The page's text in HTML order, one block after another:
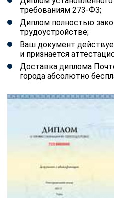
требованиям 273-ФЗ;
Диплом полностью
трудоустройстве;
Ваш документ
и признается
Доставка диплома
города абсолютно